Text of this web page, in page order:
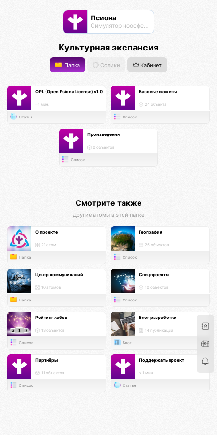
Псиона
Cимулятор ноосферы
Культурная экспансия
Папка Солики Кабинет
OPL (Open Psiona License) v1.0
~1 мин.
Статья
Базовые сюжеты
24 объекта
Список
Произведения
0 объектов
Список
Смотрите также
Другие атомы в этой папке
О проекте
21 атом
Папка
География
25 объектов
Список
Центр коммуникаций
10 атомов
Папка
Спецпроекты
10 объектов
Список
Рейтинг хабов
13 объектов
Список
Блог разработки
14 публикаций
Блог
Партнёры
11 объектов
Список
Поддержать проект
< 1 мин.
Статья